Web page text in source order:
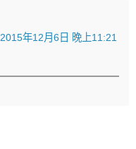
2015年12月6日 晚上11:21